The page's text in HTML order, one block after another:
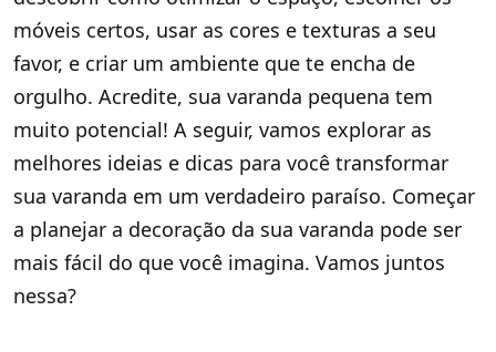
móveis certos, usar as cores e texturas a seu
favor, e criar um ambiente que te encha de
orgulho. Acredite, sua varanda pequena tem
muito potencial! A seguir, vamos explorar as
melhores ideias e dicas para você transformar
sua varanda em um verdadeiro paraíso. Começar
a planejar a decoração da sua varanda pode ser
mais fácil do que você imagina. Vamos juntos
nessa?